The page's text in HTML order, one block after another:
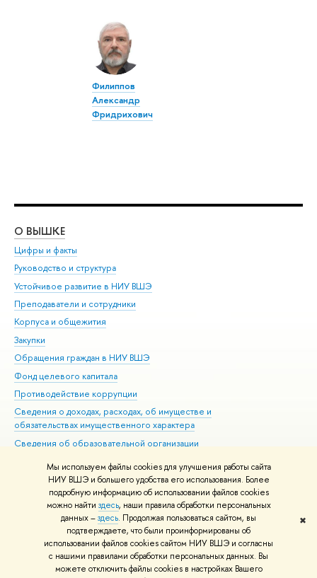
Мы используем файлы cookies для улучшения работы сайта
НИУ ВШЭ и большего удобства его использования. Более
подробную информацию об использовании файлов cookies
можно найти здесь, наши правила обработки персональных
данных –здесь. Продолжая пользоваться сайтом, вы
подтверждаете, что были проинформированы об
использовании файлов cookies сайтом НИУ ВШЭ и согласны
с нашими правилами обработки персональных данных. Вы
можете отключить файлы cookies в настройках Вашего
✖
Филиппов
Александр
Фридрихович
О ВЫШКЕ
Цифры и факты
Руководство и структура
Устойчивое развитие в НИУ ВШЭ
Преподаватели и сотрудники
Корпуса и общежития
Закупки
Обращения граждан в НИУ ВШЭ
Фонд целевого капитала
Противодействие коррупции
Сведения о доходах, расходах, об имуществе и
обязательствах имущественного характера
Сведения об образовательной организации
Людям с ограниченными возможностями здоровья
Единая платежная страница
Работа в Вышке
© НИУ ВШЭ 1993–2026 Адреса и контакты Условия использования
материалов Политика конфиденциальности Карта сайта
Шрифты HSE Sans и HSE Slab разработаны вШколе дизайна НИУ ВШЭ